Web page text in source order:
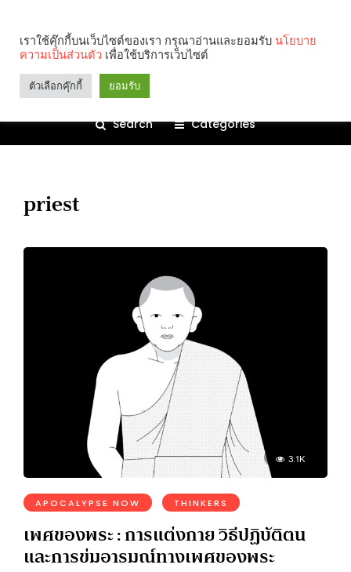
Search Categories
priest
3.1K
APOCALYPSE NOW THINKERS
เพศของพระ : การแต่งกาย วิธีปฏิบัติตน
และการข่มอารมณ์ทางเพศของพระ
เราใช้คุ๊กกี้บนเว็บไซต์ของเรา กรุณาอ่านและยอมรับ นโยบาย
ความเป็นส่วนตัว เพื่อใช้บริการเว็บไซต์
ตัวเลือกคุ๊กกี้ ยอมรับ